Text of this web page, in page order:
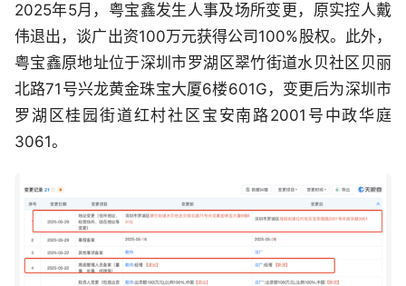
2025年5月，粤宝鑫发生人事及场所变更，原实控人戴
伟退出，谈广出资100万元获得公司100%股权。此外，
粤宝鑫原地址位于深圳市罗湖区翠竹街道水贝社区贝丽
北路71号兴龙黄金珠宝大厦6楼601G，变更后为深圳市
罗湖区桂园街道红村社区宝安南路2001号中政华庭
3061。